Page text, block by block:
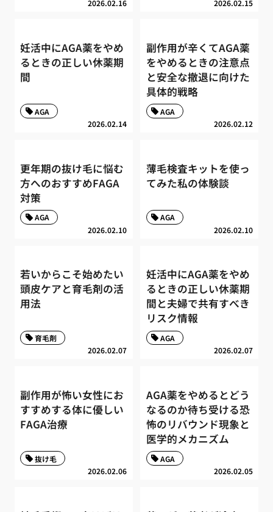
2026.02.16 2026.02.15
妊活中にAGA薬をやめ
るときの正しい休薬期
間
2026.02.14
AGA
副作用が辛くてAGA薬
をやめるときの注意点
と安全な撤退に向けた
具体的戦略
2026.02.12
AGA
更年期の抜け毛に悩む
方へのおすすめFAGA
対策
2026.02.10
AGA
薄毛検査キットを使っ
てみた私の体験談
2026.02.10
AGA
若いからこそ始めたい
頭皮ケアと育毛剤の活
用法
2026.02.07
育毛剤
妊活中にAGA薬をやめ
るときの正しい休薬期
間と夫婦で共有すべき
リスク情報
2026.02.07
AGA
副作用が怖い女性にお
すすめする体に優しい
FAGA治療
2026.02.06
抜け毛
AGA薬をやめるとどう
なるのか待ち受ける恐
怖のリバウンド現象と
医学的メカニズム
2026.02.05
AGA